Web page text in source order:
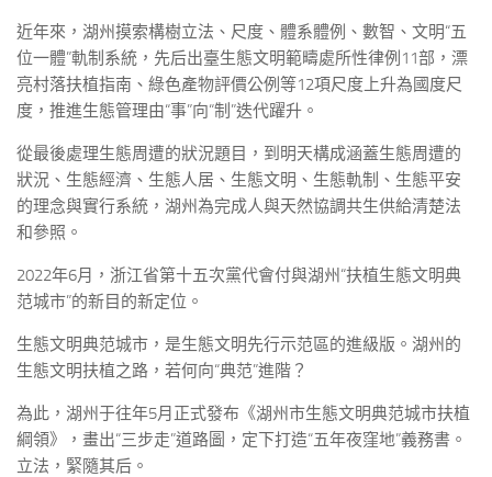
近年來，湖州摸索構樹立法、尺度、體系體例、數智、文明“五
位一體”軌制系統，先后出臺生態文明範疇處所性律例11部，漂
亮村落扶植指南、綠色產物評價公例等12項尺度上升為國度尺
度，推進生態管理由“事”向“制”迭代躍升。
從最後處理生態周遭的狀況題目，到明天構成涵蓋生態周遭的
狀況、生態經濟、生態人居、生態文明、生態軌制、生態平安
的理念與實行系統，湖州為完成人與天然協調共生供給清楚法
和參照。
2022年6月，浙江省第十五次黨代會付與湖州“扶植生態文明典
范城市”的新目的新定位。
生態文明典范城市，是生態文明先行示范區的進級版。湖州的
生態文明扶植之路，若何向“典范”進階？
為此，湖州于往年5月正式發布《湖州市生態文明典范城市扶植
綱領》，畫出“三步走”道路圖，定下打造“五年夜窪地”義務書。
立法，緊隨其后。